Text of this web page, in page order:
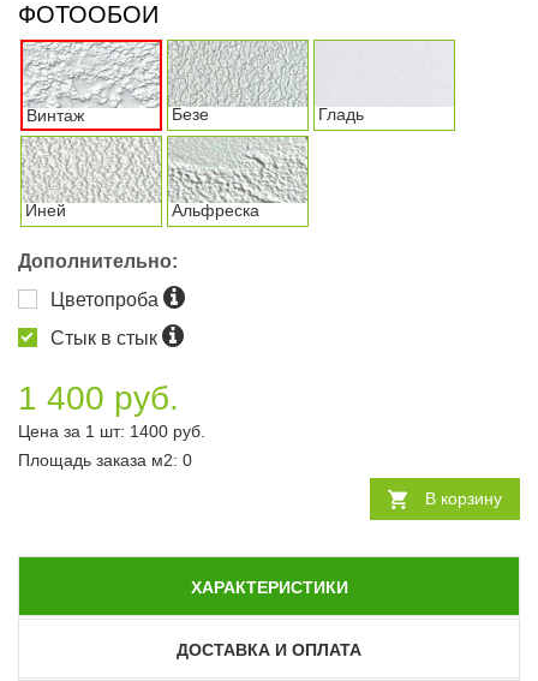
ФОТООБОИ
Винтаж Безе Гладь
Иней Альфреска
Дополнительно:
Цветопроба
Стык в стык
1 400 руб.
Цена за 1 шт: 1400 руб.
Площадь заказа м2: 0
В корзину
ХАРАКТЕРИСТИКИ
ДОСТАВКА И ОПЛАТА